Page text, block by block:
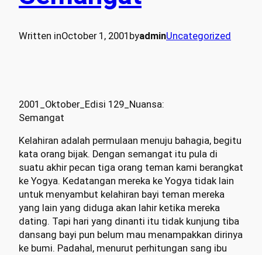
Written inOctober 1, 2001 byadminUncategorized
2001_Oktober_Edisi 129_Nuansa:
Semangat
Kelahiran adalah permulaan menuju bahagia, begitu
kata orang bijak. Dengan semangat itu pula di
suatu akhir pecan tiga orang teman kami berangkat
ke Yogya. Kedatangan mereka ke Yogya tidak lain
untuk menyambut kelahiran bayi teman mereka
yang lain yang diduga akan lahir ketika mereka
dating. Tapi hari yang dinanti itu tidak kunjung tiba
dansang bayi pun belum mau menampakkan dirinya
ke bumi. Padahal, menurut perhitungan sang ibu